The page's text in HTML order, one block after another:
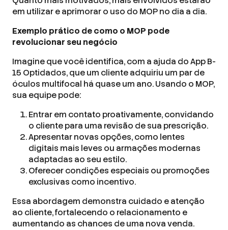
em utilizar e aprimorar o uso do MOP no dia a dia.
Exemplo prático de como o MOP pode
revolucionar seu negócio
Imagine que você identifica, com a ajuda do App B-
15 Optidados, que um cliente adquiriu um par de
óculos multifocal há quase um ano. Usando o MOP,
sua equipe pode:
Entrar em contato proativamente, convidando
o cliente para uma revisão de sua prescrição.
Apresentar novas opções, como lentes
digitais mais leves ou armações modernas
adaptadas ao seu estilo.
Oferecer condições especiais ou promoções
exclusivas como incentivo.
Essa abordagem demonstra cuidado e atenção
ao cliente, fortalecendo o relacionamento e
aumentando as chances de uma nova venda.